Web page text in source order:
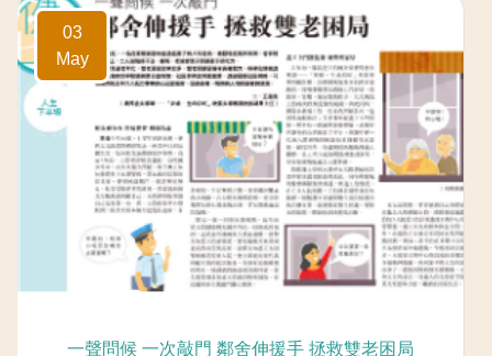
03
May
一聲問候 一次敲門 鄰舍伸援手 拯救雙老困局